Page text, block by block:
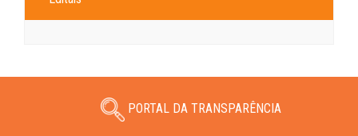
PORTAL DA TRANSPARÊNCIA